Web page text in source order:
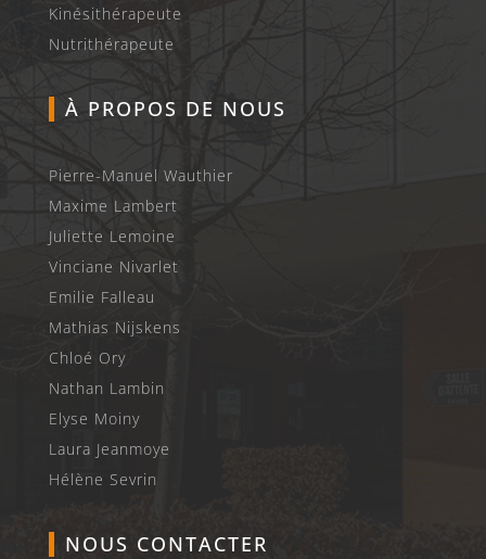
Kinésithérapeute
Nutrithérapeute
À PROPOS DE NOUS
Pierre-Manuel Wauthier
Maxime Lambert
Juliette Lemoine
Vinciane Nivarlet
Emilie Falleau
Mathias Nijskens
Chloé Ory
Nathan Lambin
Elyse Moiny
Laura Jeanmoye
Hélène Sevrin
NOUS CONTACTER